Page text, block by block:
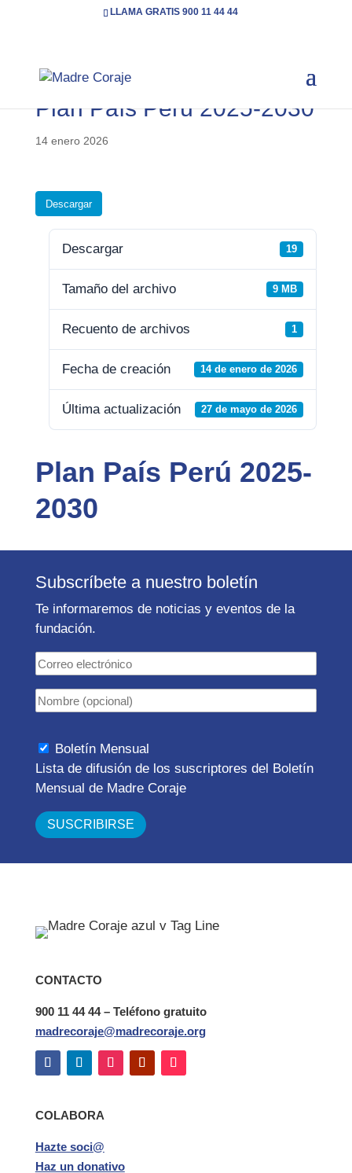
LLAMA GRATIS 900 11 44 44
Plan País Perú 2025-2030
14 enero 2026
Descargar
Descargar 19
Tamaño del archivo 9 MB
Recuento de archivos 1
Fecha de creación 14 de enero de 2026
Última actualización 27 de mayo de 2026
Plan País Perú 2025-
2030
Subscríbete a nuestro boletín
Te informaremos de noticias y eventos de la
fundación.
Boletín Mensual
Lista de difusión de los suscriptores del Boletín
Mensual de Madre Coraje
CONTACTO
900 11 44 44 – Teléfono gratuito
madrecoraje@madrecoraje.org
COLABORA
Hazte soci@
Haz un donativo